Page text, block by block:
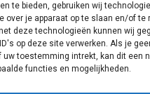
te bieden, gebruiken wij
over je apparaat op te slaan en/of te
deze technologieën kunnen wij
op deze site verwerken. Als je
toestemming intrekt, kan dit een
functies en mogelijkheden.